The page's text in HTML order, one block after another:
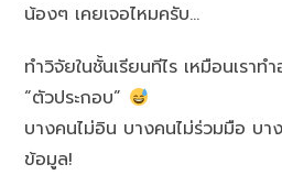
น้องๆ เคยเจอไหมครับ…
ทำวิจัยในชั้นเรียนทีไร เหมือนเรา
“ตัวประกอบ”
บางคนไม่อิน บางคนไม่ร่วมมือ บา
ข้อมูล!